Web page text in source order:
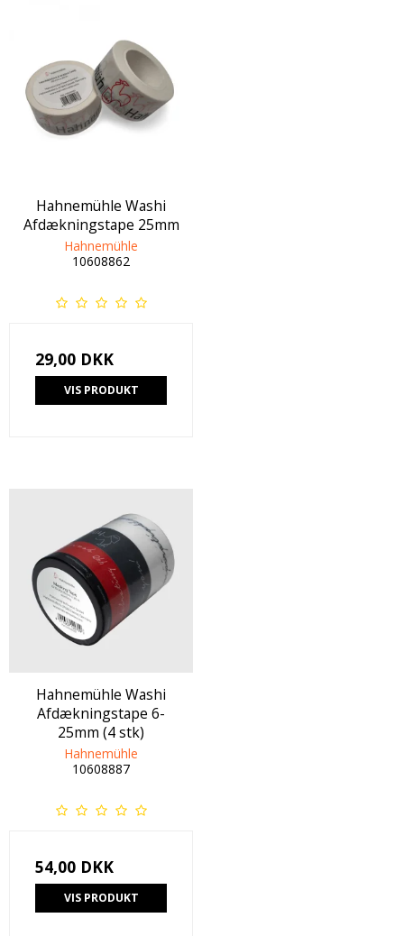
Hahnemühle Washi
Afdækningstape 25mm
Hahnemühle
10608862
29,00 DKK
VIS PRODUKT
Hahnemühle Washi
Afdækningstape 6-
25mm (4 stk)
Hahnemühle
10608887
54,00 DKK
VIS PRODUKT